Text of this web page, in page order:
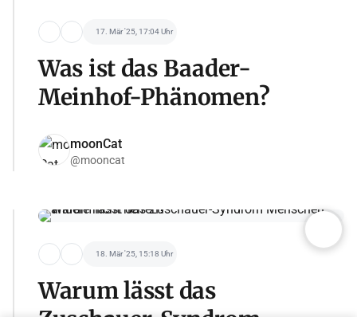
17. Mär '25, 17:04 Uhr
Was ist das Baader-
Meinhof-Phänomen?
moonCat
@mooncat
18. Mär '25, 15:18 Uhr
Warum lässt das